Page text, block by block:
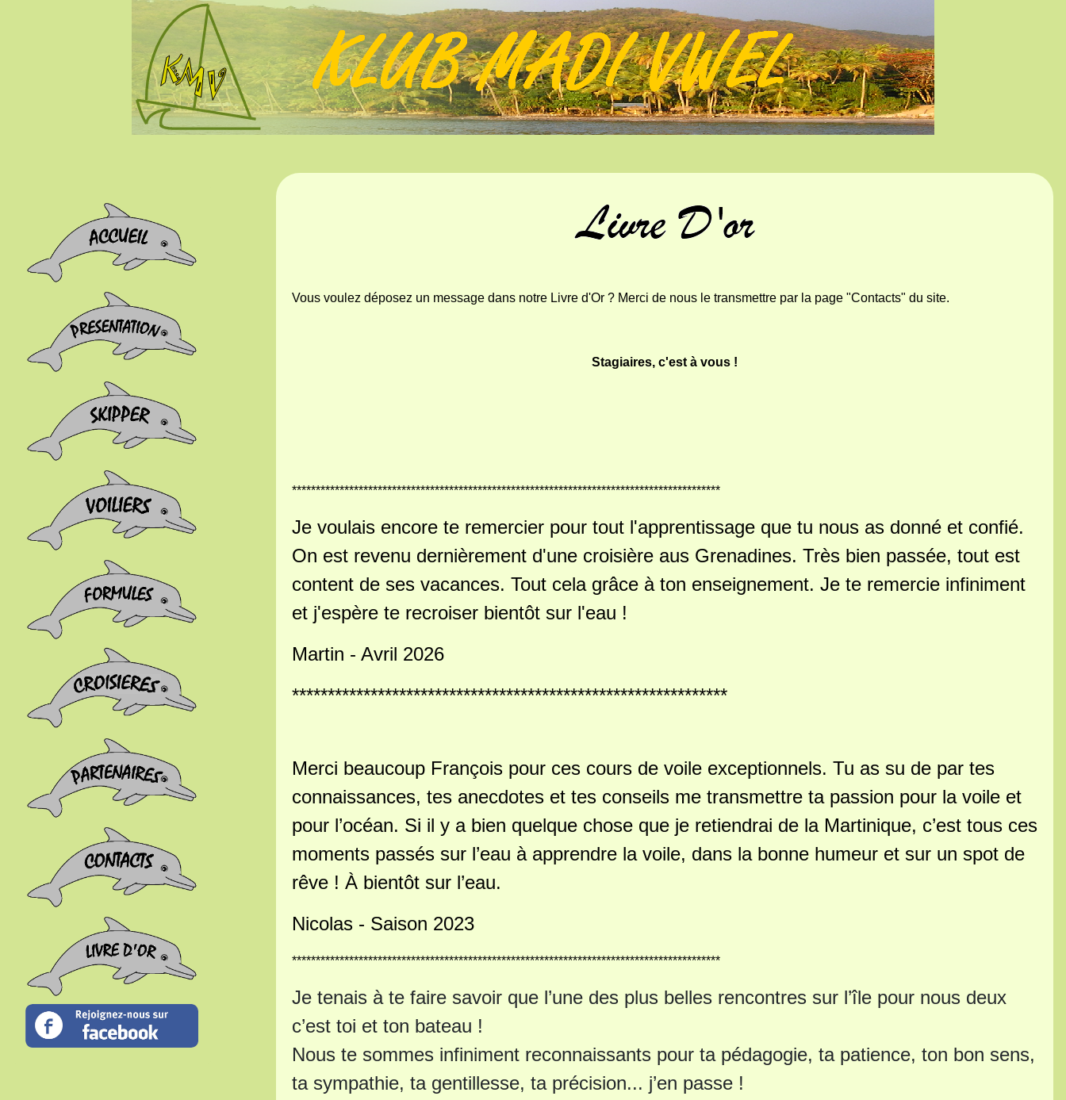
Vous voulez déposez un message dans notre Livre d'Or ? Merci de nous le transmettre par la page "Contacts" du site.
Stagiaires, c'est à vous !
******************************************************************************************
Je voulais encore te remercier pour tout l'apprentissage que tu nous as donné et confié.
On est revenu dernièrement d'une croisière aus Grenadines. Très bien passée, tout est
content de ses vacances. Tout cela grâce à ton enseignement. Je te remercie infiniment
et j'espère te recroiser bientôt sur l'eau !
Martin - Avril 2026
*************************************************************
Merci beaucoup François pour ces cours de voile exceptionnels. Tu as su de par tes
connaissances, tes anecdotes et tes conseils me transmettre ta passion pour la voile et
pour l’océan. Si il y a bien quelque chose que je retiendrai de la Martinique, c’est tous ces
moments passés sur l’eau à apprendre la voile, dans la bonne humeur et sur un spot de
rêve ! À bientôt sur l’eau.
Nicolas - Saison 2023
******************************************************************************************
Je tenais à te faire savoir que l’une des plus belles rencontres sur l’île pour nous deux
c’est toi et ton bateau !
Nous te sommes infiniment reconnaissants pour ta pédagogie, ta patience, ton bon sens,
ta sympathie, ta gentillesse, ta précision... j’en passe !